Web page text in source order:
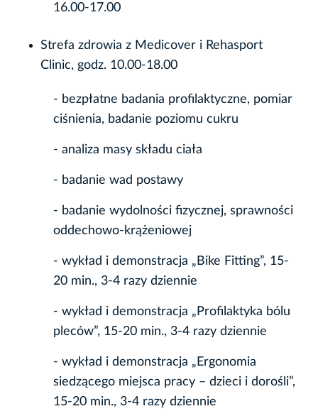
16.00-17.00
Strefa zdrowia z Medicover i Rehasport
Clinic, godz. 10.00-18.00
- bezpłatne badania profilaktyczne, pomiar
ciśnienia, badanie poziomu cukru
- analiza masy składu ciała
- badanie wad postawy
- badanie wydolności fizycznej, sprawności
oddechowo-krążeniowej
- wykład i demonstracja „Bike Fitting”, 15-
20 min., 3-4 razy dziennie
- wykład i demonstracja „Profilaktyka bólu
pleców”, 15-20 min., 3-4 razy dziennie
- wykład i demonstracja „Ergonomia
siedzącego miejsca pracy – dzieci i dorośli”,
15-20 min., 3-4 razy dziennie